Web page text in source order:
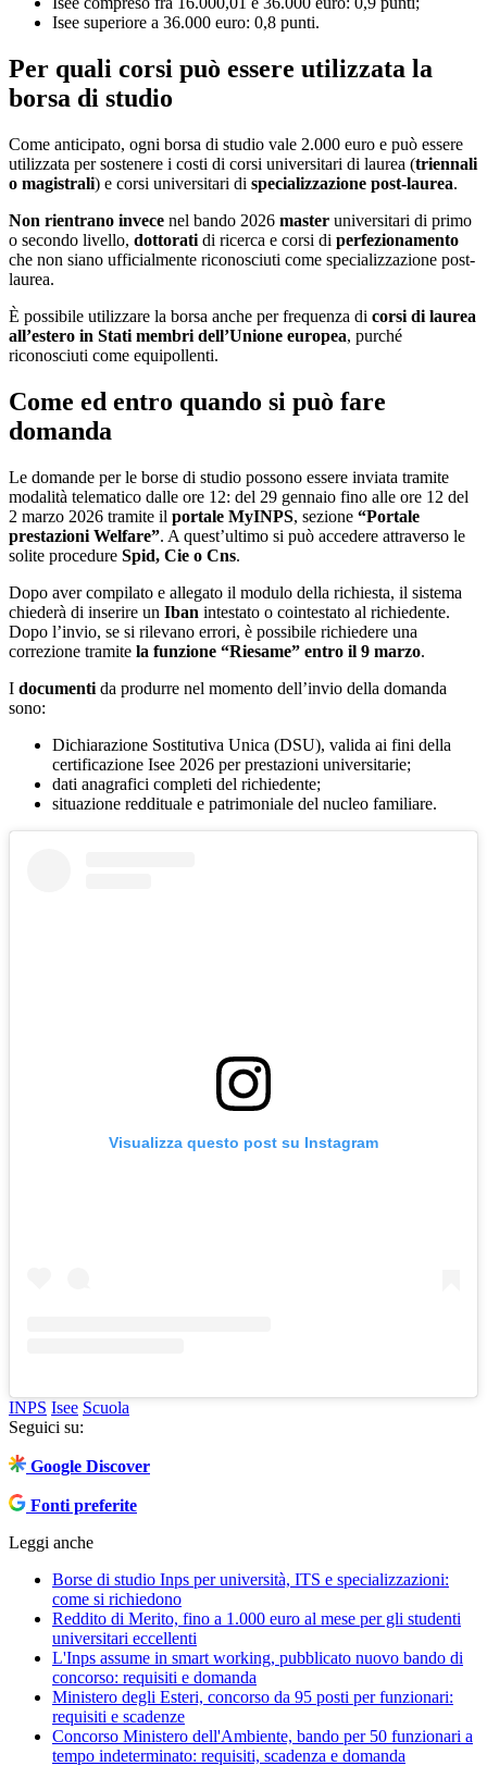
Isee superiore a 36.000 euro: 0,8 punti.
Per quali corsi può essere utilizzata la
borsa di studio
Come anticipato, ogni borsa di studio vale 2.000 euro e può essere
utilizzata per sostenere i costi di corsi universitari di laurea (triennali
o magistrali) e corsi universitari di specializzazione post-laurea.
Non rientrano invece nel bando 2026 master universitari di primo
o secondo livello, dottorati di ricerca e corsi di perfezionamento
che non siano ufficialmente riconosciuti come specializzazione post-
laurea.
È possibile utilizzare la borsa anche per frequenza di corsi di laurea
all’estero in Stati membri dell’Unione europea, purché
riconosciuti come equipollenti.
Come ed entro quando si può fare
domanda
Le domande per le borse di studio possono essere inviata tramite
modalità telematico dalle ore 12: del 29 gennaio fino alle ore 12 del
2 marzo 2026 tramite il portale MyINPS, sezione “Portale
prestazioni Welfare”. A quest’ultimo si può accedere attraverso le
solite procedure Spid, Cie o Cns.
Dopo aver compilato e allegato il modulo della richiesta, il sistema
chiederà di inserire un Iban intestato o cointestato al richiedente.
Dopo l’invio, se si rilevano errori, è possibile richiedere una
correzione tramite la funzione “Riesame” entro il 9 marzo.
I documenti da produrre nel momento dell’invio della domanda
sono:
Dichiarazione Sostitutiva Unica (DSU), valida ai fini della
certificazione Isee 2026 per prestazioni universitarie;
dati anagrafici completi del richiedente;
situazione reddituale e patrimoniale del nucleo familiare.
Visualizza questo post su Instagram
INPS Isee Scuola
Seguici su:
Google Discover
Fonti preferite
Leggi anche
Borse di studio Inps per università, ITS e specializzazioni:
come si richiedono
Reddito di Merito, fino a 1.000 euro al mese per gli studenti
universitari eccellenti
L'Inps assume in smart working, pubblicato nuovo bando di
concorso: requisiti e domanda
Ministero degli Esteri, concorso da 95 posti per funzionari:
requisiti e scadenze
Concorso Ministero dell'Ambiente, bando per 50 funzionari a
tempo indeterminato: requisiti, scadenza e domanda